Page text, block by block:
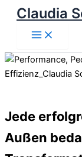
Zum
springen
Claudia
Main
Menu
Jede
Außen